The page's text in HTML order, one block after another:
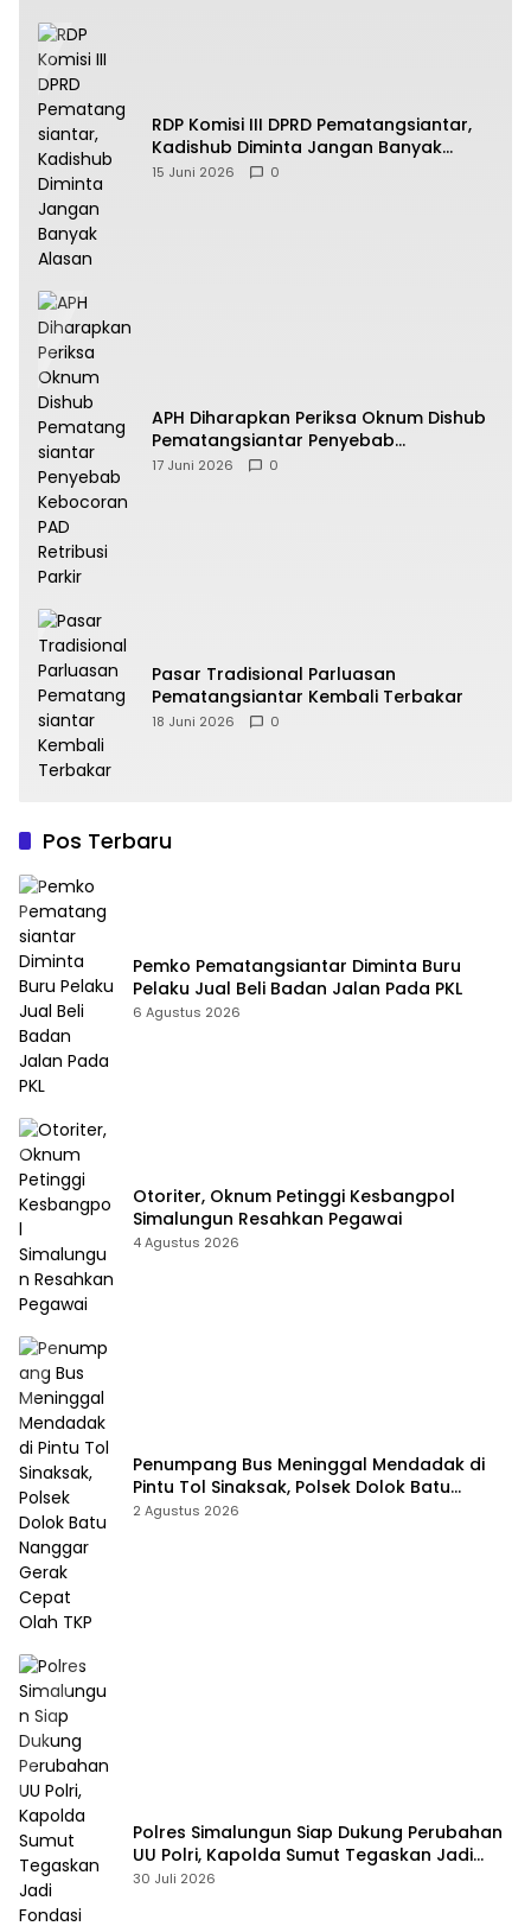
RDP Komisi III DPRD Pematangsiantar,
Kadishub Diminta Jangan Banyak
Alasan
15 Juni 2026 0
APH Diharapkan Periksa Oknum Dishub
Pematangsiantar Penyebab
Kebocoran PAD Retribusi Parkir
17 Juni 2026 0
Pasar Tradisional Parluasan
Pematangsiantar Kembali Terbakar
18 Juni 2026 0
Pos Terbaru
Pemko Pematangsiantar Diminta Buru
Pelaku Jual Beli Badan Jalan Pada PKL
6 Agustus 2026
Otoriter, Oknum Petinggi Kesbangpol
Simalungun Resahkan Pegawai
4 Agustus 2026
Penumpang Bus Meninggal Mendadak di
Pintu Tol Sinaksak, Polsek Dolok Batu
Nanggar Gerak Cepat Olah TKP
2 Agustus 2026
Polres Simalungun Siap Dukung Perubahan
UU Polri, Kapolda Sumut Tegaskan Jadi
Fondasi Penguatan Profesionalisme dan
30 Juli 2026